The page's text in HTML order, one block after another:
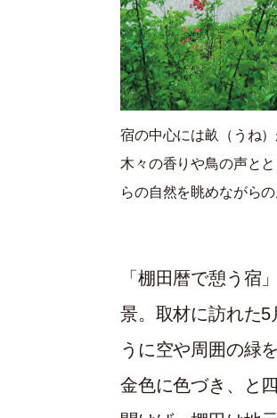
宿の中心には畝（うね
木々の香りや鳥の声と
らの自然を眺めながら
「棚田暦で憩う宿
景。取材に訪れた5
うに空や周囲の緑
金色に色づき、と